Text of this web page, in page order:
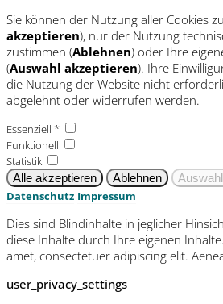
Sie können der Nutzung aller Cookies
akzeptieren), nur der Nutzung
zustimmen (Ablehnen) oder Ihre
(Auswahl akzeptieren). Ihre
die Nutzung der Website nicht
abgelehnt oder widerrufen werden.
Essenziell *
Funktionell
Statistik
Datenschutz Impressum
Dies sind Blindinhalte in jeglicher
diese Inhalte durch Ihre eigenen
amet, consectetuer adipiscing elit.
user_privacy_settings